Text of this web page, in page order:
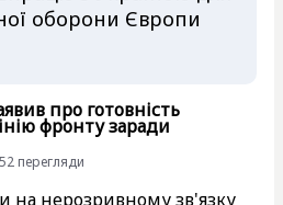
оборони Європи
про готовність
фронту заради
перегляди
на нерозривному зв'язку